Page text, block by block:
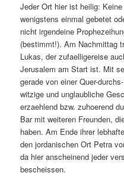
Jeder Ort hier ist heilig:
wenigstens einmal gebetet
nicht irgendeine
(bestimmt!). Am Nachmittag
Lukas, der zufaelligereise
Jerusalem am Start ist. Mit
gerade von einer Quer-
witzige und unglaubliche
erzaehlend bzw. zuhoerend
Bar mit weiteren Freunden,
haben. Am Ende ihrer
den jordanischen Ort Petra
da hier anscheinend jeder
bescheissen.